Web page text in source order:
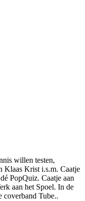
willen testen,
Klaas Krist i.s.m. Caatje
PopQuiz. Caatje aan
aan het Spoel. In de
coverband Tube..